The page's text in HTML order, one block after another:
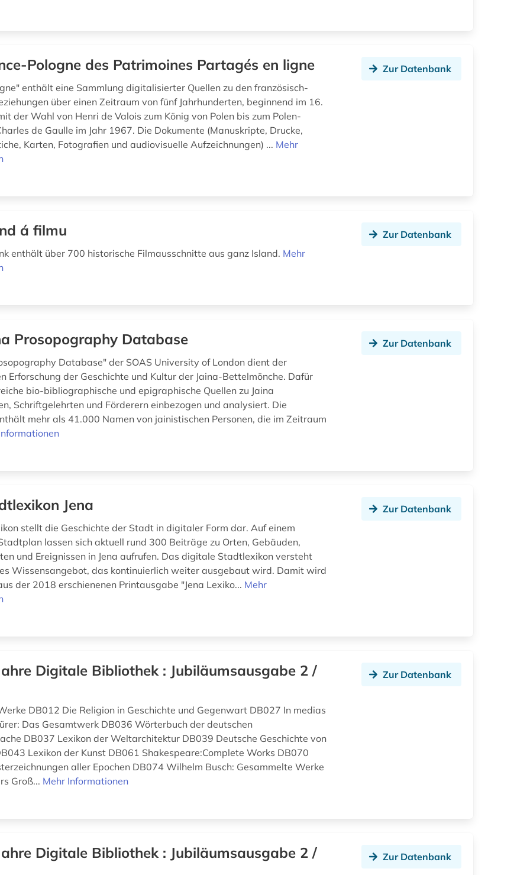
Pologne des Patrimoines Partagés en ligne
enthält eine Sammlung digitalisierter Quellen zu den französisch-
über einen Zeitraum von fünf Jahrhunderten, beginnend im 16.
der Wahl von Henri de Valois zum König von Polen bis zum Polen-
de Gaulle im Jahr 1967. Die Dokumente (Manuskripte, Drucke,
Karten, Fotografien und audiovisuelle Aufzeichnungen) ... Mehr
Zur Datenbank
á filmu
enthält über 700 historische Filmausschnitte aus ganz Island. Mehr
Zur Datenbank
Prosopography Database
Database" der SOAS University of London dient der
Erforschung der Geschichte und Kultur der Jaina-Bettelmönche. Dafür
bio-bibliographische und epigraphische Quellen zu Jaina
Schriftgelehrten und Förderern einbezogen und analysiert. Die
mehr als 41.000 Namen von jainistischen Personen, die im Zeitraum
Zur Datenbank
Jena
stellt die Geschichte der Stadt in digitaler Form dar. Auf einem
lassen sich aktuell rund 300 Beiträge zu Orten, Gebäuden,
und Ereignissen in Jena aufrufen. Das digitale Stadtlexikon versteht
Wissensangebot, das kontinuierlich weiter ausgebaut wird. Damit wird
der 2018 erschienenen Printausgabe "Jena Lexiko... Mehr
Zur Datenbank
Digitale Bibliothek : Jubiläumsausgabe 2 /
DB012 Die Religion in Geschichte und Gegenwart DB027 In medias
Das Gesamtwerk DB036 Wörterbuch der deutschen
DB037 Lexikon der Weltarchitektur DB039 Deutsche Geschichte von
Lexikon der Kunst DB061 Shakespeare:Complete Works DB070
aller Epochen DB074 Wilhelm Busch: Gesammelte Werke
Groß... Mehr Informationen
Zur Datenbank
Digitale Bibliothek : Jubiläumsausgabe 2 /
Zur Datenbank